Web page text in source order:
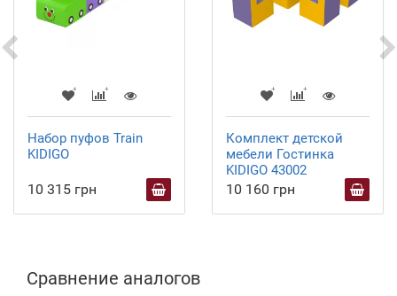
Набор пуфов Train
KIDIGO
10 315 грн
Комплект детской
мебели Гостинка
KIDIGO 43002
10 160 грн
Сравнение аналогов